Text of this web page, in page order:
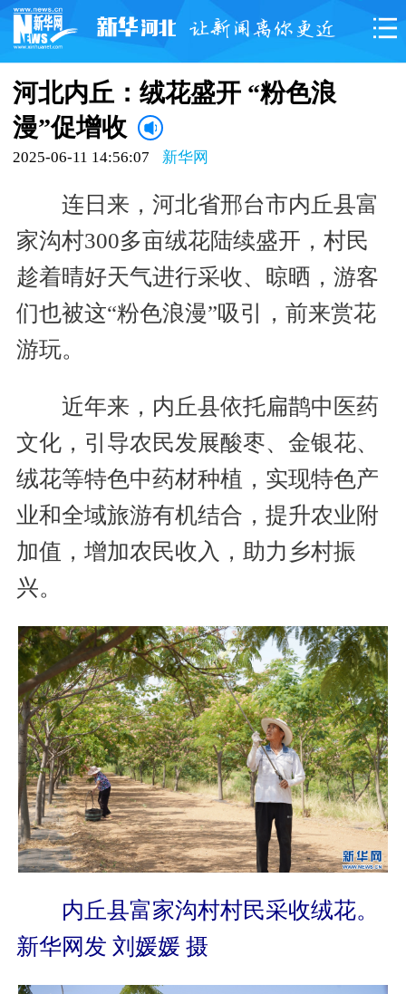
河北内丘：绒花盛开 “粉色浪
漫”促增收
2025-06-11 14:56:07 新华网
连日来，河北省邢台市内丘县富
家沟村300多亩绒花陆续盛开，村民
趁着晴好天气进行采收、晾晒，游客
们也被这“粉色浪漫”吸引，前来赏花
游玩。
近年来，内丘县依托扁鹊中医药
文化，引导农民发展酸枣、金银花、
绒花等特色中药材种植，实现特色产
业和全域旅游有机结合，提升农业附
加值，增加农民收入，助力乡村振
兴。
内丘县富家沟村村民采收绒花。
新华网发 刘媛媛 摄